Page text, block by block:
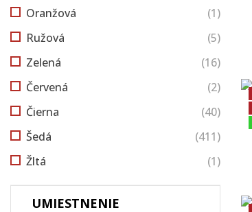
Oranžová
(1)
Ružová
(5)
Zelená
(16)
Červená
(2)
Čierna
(40)
Šedá
(411)
Žltá
(1)
UMIESTNENIE